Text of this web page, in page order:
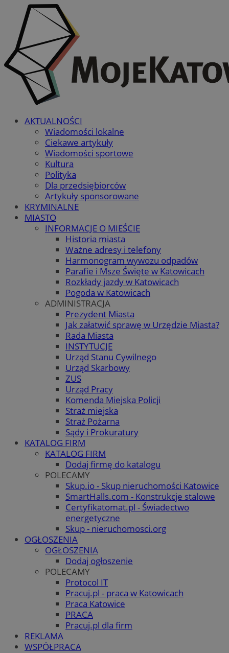
AKTUALNOŚCI
Wiadomości lokalne
Ciekawe artykuły
Wiadomości sportowe
Kultura
Polityka
Dla przedsiębiorców
Artykuły sponsorowane
KRYMINALNE
MIASTO
INFORMACJE O MIEŚCIE
Historia miasta
Ważne adresy i telefony
Harmonogram wywozu odpadów
Parafie i Msze Święte w Katowicach
Rozkłady jazdy w Katowicach
Pogoda w Katowicach
ADMINISTRACJA
Prezydent Miasta
Jak załatwić sprawę w Urzędzie Miasta?
Rada Miasta
INSTYTUCJE
Urząd Stanu Cywilnego
Urząd Skarbowy
ZUS
Urząd Pracy
Komenda Miejska Policji
Straż miejska
Straż Pożarna
Sądy i Prokuratury
KATALOG FIRM
KATALOG FIRM
Dodaj firmę do katalogu
POLECAMY
Skup.io - Skup nieruchomości Katowice
SmartHalls.com - Konstrukcje stalowe
Certyfikatomat.pl - Świadectwo
energetyczne
Skup - nieruchomosci.org
OGŁOSZENIA
OGŁOSZENIA
Dodaj ogłoszenie
POLECAMY
Protocol IT
Pracuj.pl - praca w Katowicach
Praca Katowice
PRACA
Pracuj.pl dla firm
REKLAMA
WSPÓŁPRACA